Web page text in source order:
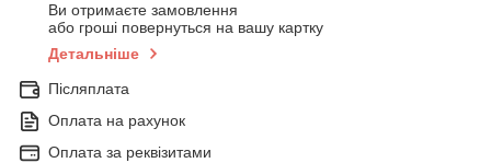
Ви отримаєте замовлення
або гроші повернуться на вашу картку
Детальніше
Післяплата
Оплата на рахунок
Оплата за реквізитами